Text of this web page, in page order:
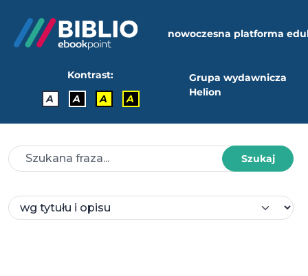
nowoczesna platforma
Kontrast:
A
A A A
Grupa wydawnicza
Helion
Szukaj